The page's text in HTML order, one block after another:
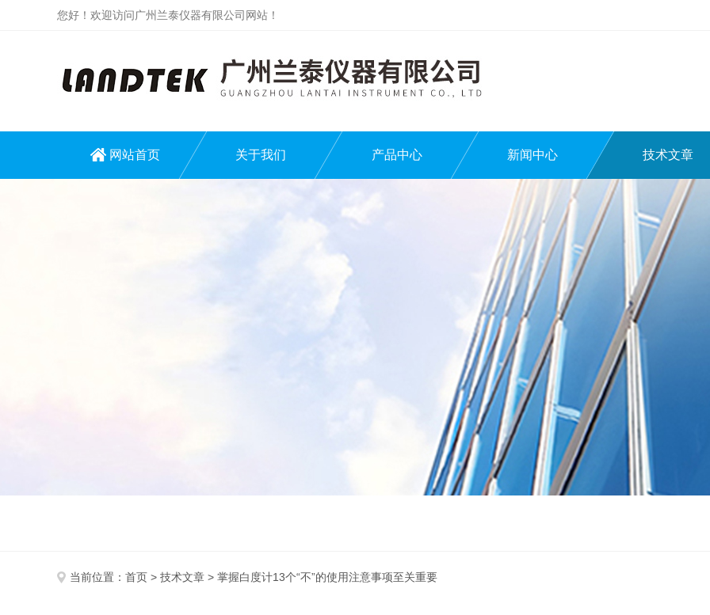
您好！欢迎访问广州兰泰仪器有限公司网站！
网站首页 关于我们 产品中心 新闻中心 技术文章
当前位置： 首页 > 技术文章 > 掌握白度计13个“不”的使用注意事项至关重要